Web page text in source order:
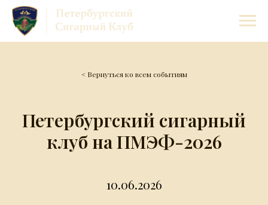
< Вернуться ко всем событиям
Петербургский сигарный
клуб на ПМЭФ-2026
10.06.2026